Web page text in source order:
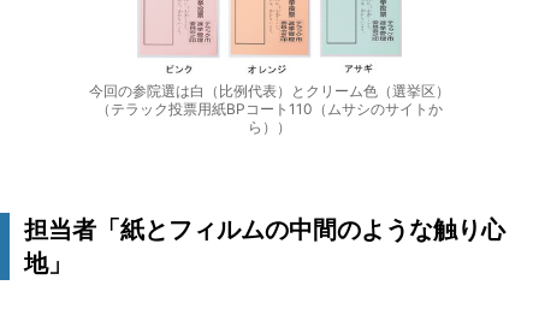
今回の参院選は白（比例代表）とクリーム色（選挙区）
（テラック投票用紙BPコート110（ムサシのサイトか
ら））
担当者「紙とフィルムの中間のような触り心
地」